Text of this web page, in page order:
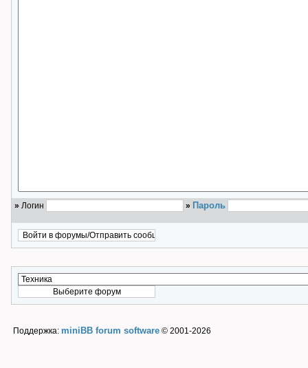
» Логин » Пароль
Поддержка: miniBB forum software © 2001-2026